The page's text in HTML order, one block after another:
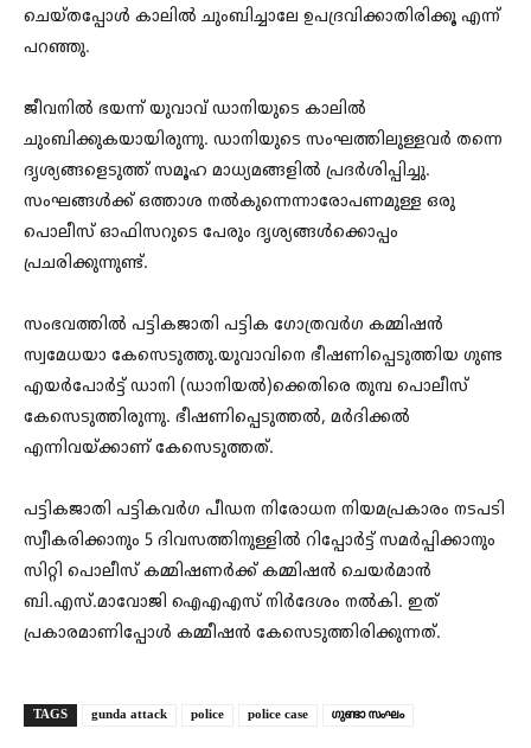
ചെയ്തപ്പോള്‍ കാലില്‍ ചുംബിച്ചാലേ ഉപദ്രവിക്കാതിരിക്കൂ എന്ന്
പറഞ്ഞു.
ജീവനില്‍ ഭയന്ന് യുവാവ് ഡാനിയുടെ കാലില്‍
ചുംബിക്കുകയായിരുന്നു. ഡാനിയുടെ സംഘത്തിലുള്ളവര്‍ തന്നെ
ദൃശ്യങ്ങളെടുത്ത് സമൂഹ മാധ്യമങ്ങളില്‍ പ്രദര്‍ശിപ്പിച്ചു.
സംഘങ്ങള്‍ക്ക് ഒത്താശ നല്‍കുന്നെന്നാരോപണമുള്ള ഒരു
പൊലീസ് ഓഫിസറുടെ പേരും ദൃശ്യങ്ങള്‍ക്കൊപ്പം
പ്രചരിക്കുന്നുണ്ട്.
സംഭവത്തില്‍ പട്ടികജാതി പട്ടിക ഗോത്രവര്‍ഗ കമ്മിഷന്‍
സ്വമേധയാ കേസെടുത്തു.യുവാവിനെ ഭീഷണിപ്പെടുത്തിയ ഗുണ്ട
എയര്‍പോര്‍ട്ട് ഡാനി (ഡാനിയല്‍)ക്കെതിരെ തുമ്പ പൊലീസ്
കേസെടുത്തിരുന്നു. ഭീഷണിപ്പെടുത്തല്‍, മര്‍ദിക്കല്‍
എന്നിവയ്ക്കാണ് കേസെടുത്തത്.
പട്ടികജാതി പട്ടികവര്‍ഗ പീഡന നിരോധന നിയമപ്രകാരം നടപടി
സ്വീകരിക്കാനും 5 ദിവസത്തിനുള്ളില്‍ റിപ്പോര്‍ട്ട് സമര്‍പ്പിക്കാനും
സിറ്റി പൊലീസ് കമ്മിഷണര്‍ക്ക് കമ്മിഷന്‍ ചെയര്‍മാന്‍
ബി.എസ്.മാവോജി ഐഎഎസ് നിര്‍ദേശം നല്‍കി. ഇത്
പ്രകാരമാണിപ്പോള്‍ കമ്മീഷന്‍ കേസെടുത്തിരിക്കുന്നത്.
TAGS gunda attack police police case ഗുണ്ടാ സംഘം